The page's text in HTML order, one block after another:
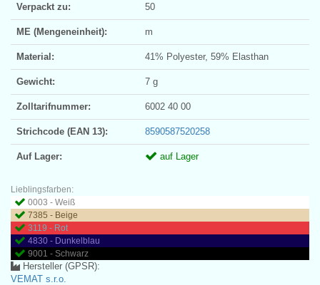
Verpackt zu: 50
ME (Mengeneinheit): m
Material: 41% Polyester, 59% Elasthan
Gewicht: 7 g
Zolltarifnummer: 6002 40 00
Strichcode (EAN 13): 8590587520258
Auf Lager: auf Lager
Lieblingsfarben:
0003 - Weiß
7385 - Beige
3119 - Rot
4830 - Dunkelblau
9001 - Schwarz
Hersteller (GPSR):
VEMAT s.r.o.